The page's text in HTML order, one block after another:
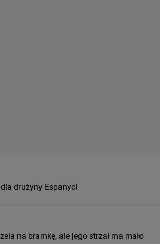
drużyny Espanyol
na bramkę, ale jego strzał ma mało